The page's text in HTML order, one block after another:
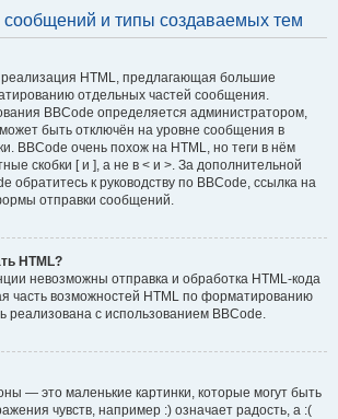
и типы создаваемых тем
HTML, предлагающая большие
отдельных частей сообщения.
BBCode определяется администратором,
быть отключён на уровне сообщения в
BBCode очень похож на HTML, но теги в нём
скобки [ и ], а не в < и >. За дополнительной
обратитесь к руководству по BBCode, ссылка на
отправки сообщений.
HTML?
невозможны отправка и обработка HTML-кода
часть возможностей HTML по форматированию
с использованием BBCode.
— это маленькие картинки, которые могут быть
чувств, например :) означает радость, а :(